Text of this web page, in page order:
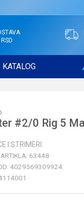
KATALOG
#2/0 Rig 5
I STRIMERI
63448
4029569309924